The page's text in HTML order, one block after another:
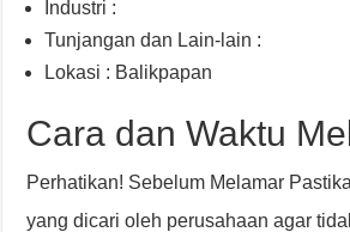
Industri :
Tunjangan dan Lain-lain :
Lokasi : Balikpapan
Cara dan Waktu
Perhatikan! Sebelum Melamar
yang dicari oleh perusahaan agar